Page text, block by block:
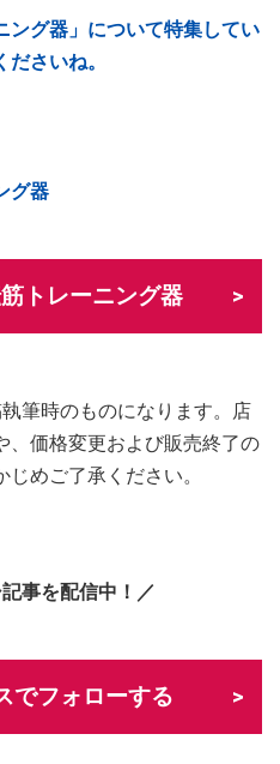
ング器」について特集してい
さいね。
グ器
トレーニング器
筆時のものになります。店
、価格変更および販売終了の
めご了承ください。
事を配信中！／
でフォローする